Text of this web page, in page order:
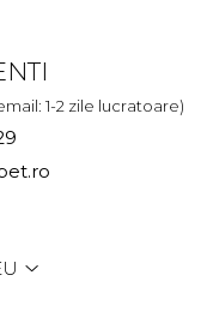
1-2 zile lucratoare)